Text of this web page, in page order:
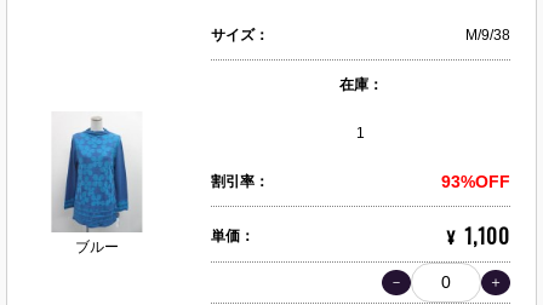
ブルー
サイズ： M/9/38
在庫：
1
割引率： 93%OFF
単価： ¥ 1,100